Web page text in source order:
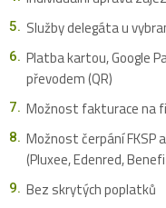
Služby delegáta u
Platba kartou, Google
převodem (QR)
Možnost fakturace na
Možnost čerpání FKSP
(Pluxee, Edenred,
Bez skrytých poplatků